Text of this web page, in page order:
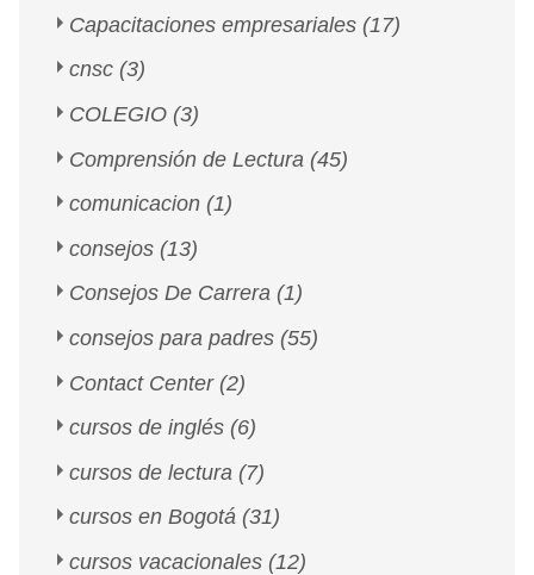
Capacitaciones empresariales (17)
cnsc (3)
COLEGIO (3)
Comprensión de Lectura (45)
comunicacion (1)
consejos (13)
Consejos De Carrera (1)
consejos para padres (55)
Contact Center (2)
cursos de inglés (6)
cursos de lectura (7)
cursos en Bogotá (31)
cursos vacacionales (12)